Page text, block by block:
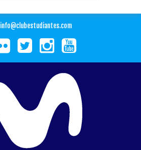
info@clubestudiantes.com